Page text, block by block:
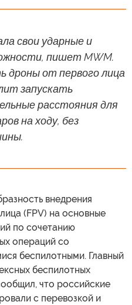
свои ударные и
пишет MWM.
дроны от первого лица
запускать
расстояния для
на ходу, без
внедрения
(FPV) на основные
по сочетанию
операций со
беспилотными. Главный
беспилотных
что российские
с перевозкой и